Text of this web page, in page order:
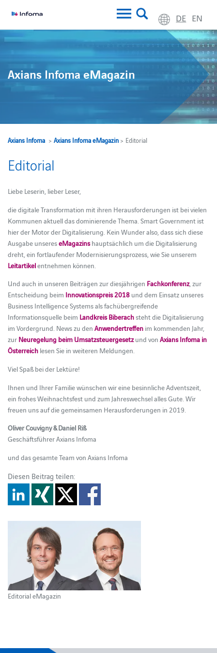
DE EN
Axians Infoma eMagazin
Axians Infoma> Axians Infoma eMagazin> Editorial
Editorial
Liebe Leserin, lieber Leser,
die digitale Transformation mit ihren Herausforderungen ist bei vielen
Kommunen aktuell das dominierende Thema. Smart Government ist
hier der Motor der Digitalisierung. Kein Wunder also, dass sich diese
Ausgabe unsereseMagazins hauptsächlich um die Digitalisierung
dreht, ein fortlaufender Modernisierungsprozess, wie Sie unserem
Leitartikelentnehmen können.
Und auch in unseren Beiträgen zur diesjährigen Fachkonferenz, zur
Entscheidung beim Innovationspreis 2018und dem Einsatz unseres
Business Intelligence Systems als fachübergreifende
Informationsquelle beim Landkreis Biberachsteht die Digitalisierung
im Vordergrund. News zu den Anwendertreffenim kommenden Jahr,
zur Neuregelung beim Umsatzsteuergesetz und von Axians Infoma in
Österreich lesen Sie in weiteren Meldungen.
Viel Spaß bei der Lektüre!
Ihnen und Ihrer Familie wünschen wir eine besinnliche Adventszeit,
ein frohes Weihnachtsfest und zum Jahreswechsel alles Gute. Wir
freuen uns auf die gemeinsamen Herausforderungen in 2019.
Oliver Couvigny & Daniel Riß
Geschäftsführer Axians Infoma
und das gesamte Team von Axians Infoma
Diesen Beitrag teilen:
Editorial eMagazin